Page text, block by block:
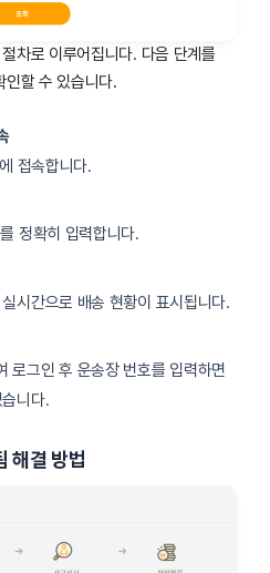
차로 이루어집니다. 다음 단계를
인할 수 있습니다.
에 접속합니다.
정확히 입력합니다.
시간으로 배송 현황이 표시됩니다.
로그인 후 운송장 번호를 입력하면
니다.
해결 방법